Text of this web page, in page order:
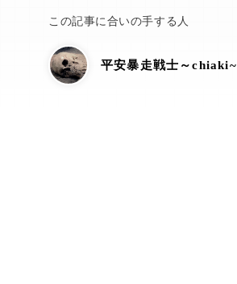
この記事に合いの手する人
平安暴走戦士～chiaki~